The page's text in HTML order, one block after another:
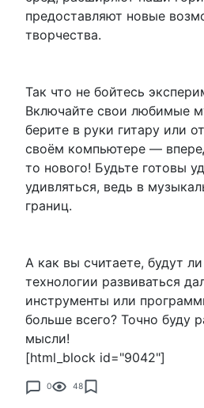
предоставляют новые
творчества.
Так что не бойтесь
Включайте свои любимые
берите в руки гитару или
своём компьютере —
то нового! Будьте готовы
удивляться, ведь в
границ.
А как вы считаете, будут
технологии развиваться
инструменты или
больше всего? Точно буду
мысли!
[html_block id="9042"]
0 48